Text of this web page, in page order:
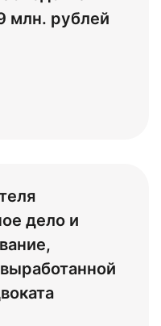
млн. рублей
дело и